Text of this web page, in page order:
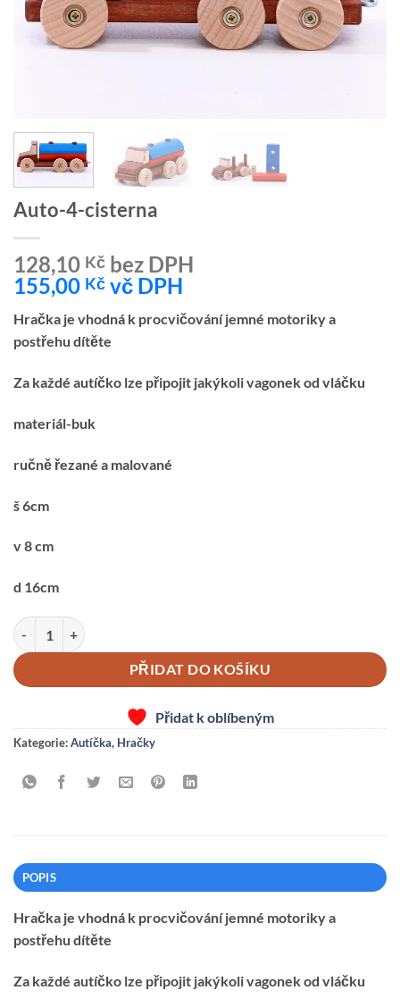
Auto-4-cisterna
128,10 Kč bez DPH
155,00 Kč vč DPH
Hračka je vhodná k procvičování jemné motoriky a
postřehu dítěte
Za každé autíčko lze připojit jakýkoli vagonek od vláčku
materiál-buk
ručně řezané a malované
š 6cm
v 8 cm
d 16cm
Auto-4-cisterna množství
PŘIDAT DO KOŠÍKU
Přidat k oblíbeným
Kategorie:Autíčka, Hračky
POPIS
Hračka je vhodná k procvičování jemné motoriky a
postřehu dítěte
Za každé autíčko lze připojit jakýkoli vagonek od vláčku